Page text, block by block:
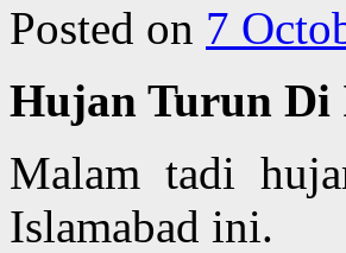
Posted on 7
Hujan Turun Di
Malam tadi
Islamabad ini.